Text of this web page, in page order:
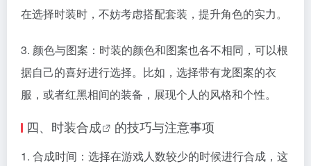
在选择时装时，不妨考虑搭配套装，提升角色的实力。
3. 颜色与图案：时装的颜色和图案也各不相同，可以根
据自己的喜好进行选择。比如，选择带有龙图案的衣
服，或者红黑相间的装备，展现个人的风格和个性。
四、 时装合成 的技巧与注意事项
1. 合成时间：选择在游戏人数较少的时候进行合成，这